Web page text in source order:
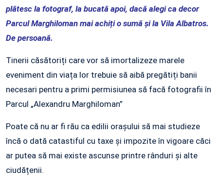
plătesc la fotograf, la bucată apoi, dacă alegi ca decor
Parcul Marghiloman mai achiți o sumă și la Vila Albatros.
De persoană.
Tinerii căsătoriți care vor să imortalizeze marele
eveniment din viața lor trebuie să aibă pregătiți banii
necesari pentru a primi permisiunea să facă fotografii în
Parcul „Alexandru Marghiloman”
Poate că nu ar fi rău ca edilii orașului să mai studieze
încă o dată catastiful cu taxe și impozite în vigoare căci
ar putea să mai existe ascunse printre rânduri și alte
ciudățenii.